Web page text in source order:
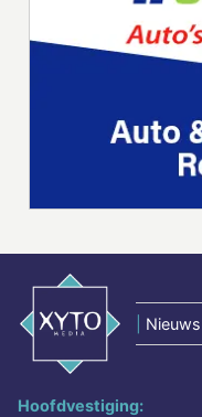
Hoofdvestiging: